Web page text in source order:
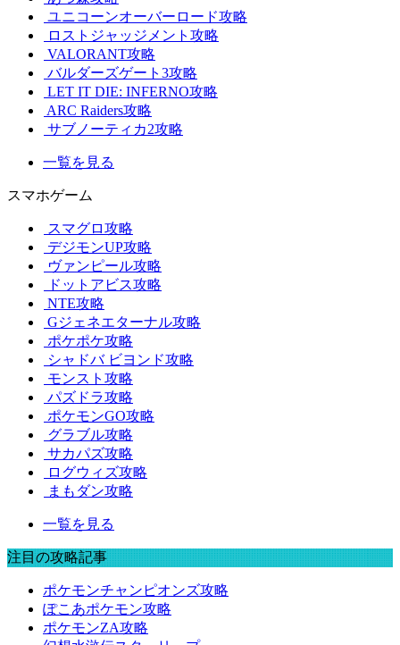
ユニコーンオーバーロード攻略
ロストジャッジメント攻略
VALORANT攻略
バルダーズゲート3攻略
LET IT DIE: INFERNO攻略
ARC Raiders攻略
サブノーティカ2攻略
一覧を見る
スマホゲーム
スマグロ攻略
デジモンUP攻略
ヴァンピール攻略
ドットアビス攻略
NTE攻略
Gジェネエターナル攻略
ポケポケ攻略
シャドバ ビヨンド攻略
モンスト攻略
パズドラ攻略
ポケモンGO攻略
グラブル攻略
サカパズ攻略
ログウィズ攻略
まもダン攻略
一覧を見る
注目の攻略記事
ポケモンチャンピオンズ攻略
ぽこあポケモン攻略
ポケモンZA攻略